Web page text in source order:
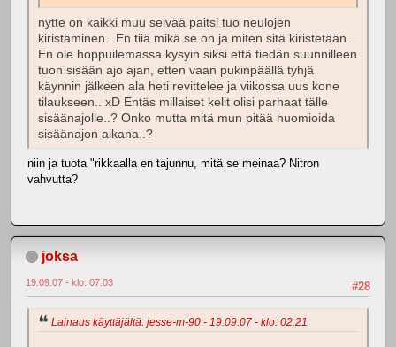
nytte on kaikki muu selvää paitsi tuo neulojen
kiristäminen.. En tiiä mikä se on ja miten sitä kiristetään..
En ole hoppuilemassa kysyin siksi että tiedän suunnilleen
tuon sisään ajo ajan, etten vaan pukinpäällä tyhjä
käynnin jälkeen ala heti revittelee ja viikossa uus kone
tilaukseen.. xD Entäs millaiset kelit olisi parhaat tälle
sisäänajolle..? Onko mutta mitä mun pitää huomioida
sisäänajon aikana..?
niin ja tuota "rikkaalla en tajunnu, mitä se meinaa? Nitron
vahvutta?
joksa
#28
19.09.07 - klo: 07.03
Lainaus käyttäjältä: jesse-m-90 - 19.09.07 - klo: 02.21